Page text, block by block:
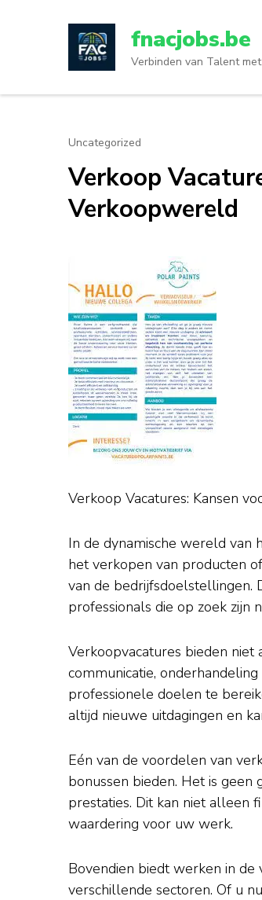
op
fnacjobs.be
Verbinden van Talent
Uncategorized
Verkoop
Verkoopwereld
Verkoop Vacatures: Kansen
In de dynamische wereld van
het verkopen van producten
van de bedrijfsdoelstellingen.
professionals die op zoek zijn
Verkoopvacatures bieden
communicatie,
professionele doelen te
altijd nieuwe uitdagingen en
Eén van de voordelen van
bonussen bieden. Het is
prestaties. Dit kan niet alleen
waardering voor uw werk.
Bovendien biedt werken in
verschillende sectoren. Of u